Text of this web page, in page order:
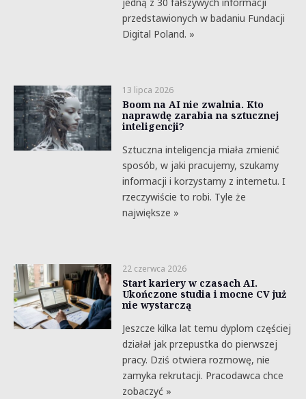
przedstawionych w badaniu Fundacji
Digital Poland. »
13 lipca 2026
Boom na AI nie zwalnia. Kto
naprawdę zarabia na sztucznej
inteligencji?
Sztuczna inteligencja miała zmienić
sposób, w jaki pracujemy, szukamy
informacji i korzystamy z internetu. I
rzeczywiście to robi. Tyle że
największe »
22 czerwca 2026
Start kariery w czasach AI.
Ukończone studia i mocne CV już
nie wystarczą
Jeszcze kilka lat temu dyplom częściej
działał jak przepustka do pierwszej
pracy. Dziś otwiera rozmowę, nie
zamyka rekrutacji. Pracodawca chce
zobaczyć »